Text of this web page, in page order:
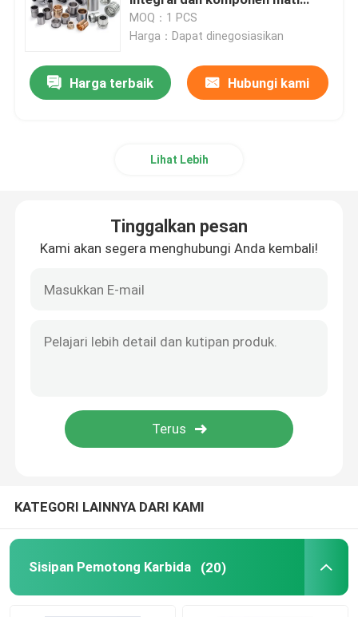
Sisipan Alur Karbida
Komponen Cetakan Pukulan
Sisipan Penggilingan Karbida
Sisipan Threading Karbida
Potong Sisipan
Alat Pengeboran Karbida
Pemegang Alat CNC
rongga gabungan
MOQ：1 PCS
Harga：Dapat dinegosiasikan
Harga terbaik Hubungi kami
Lihat Lebih
Tinggalkan pesan
Kami akan segera menghubungi Anda kembali!
KATEGORI LAINNYA DARI KAMI
Sisipan Pemotong Karbida (20)